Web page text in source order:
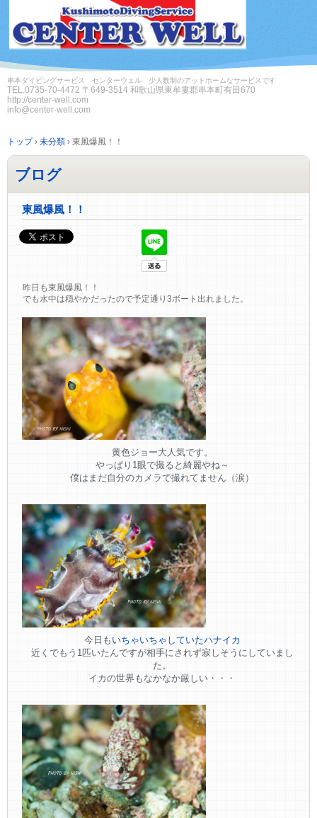
串本ダイビングサービス センターウェル 少人数制のアットホームなサービスです
TEL.0735-70-4472 〒649-3514 和歌山県東牟婁郡串本町有田670
http://center-well.com
info@center-well.com
トップ› 未分類 › 東風爆風！！
ブログ
東風爆風！！
昨日も東風爆風！！
でも水中は穏やかだったので予定通り3ボート出れました。
黄色ジョー大人気です。
やっぱり1眼で撮ると綺麗やね～
僕はまだ自分のカメラで撮れてません（涙）
今日も いちゃいちゃしていたハナイカ
近くでもう1匹いたんですが相手にされず寂しそうにしていまし
た。
イカの世界もなかなか厳しい・・・